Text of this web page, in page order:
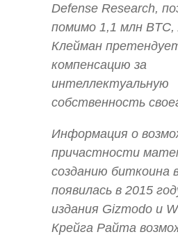
Defense Research,
помимо 1,1 млн BTC,
Клейман
компенсацию за
интеллектуальную
собственность
Информация о
причастности
созданию биткоина
появилась в 2015
издания Gizmodo и
Крейга Райта